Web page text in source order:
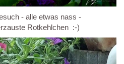
- alle etwas nass -
Rotkehlchen :-)